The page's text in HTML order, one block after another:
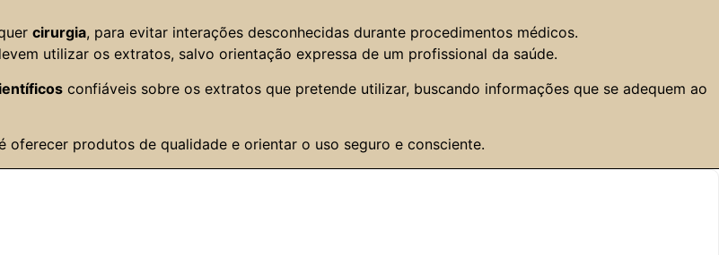
cirurgia, para evitar interações desconhecidas durante procedimentos médicos.
utilizar os extratos, salvo orientação expressa de um profissional da saúde.
confiáveis sobre os extratos que pretende utilizar, buscando informações que se adequem ao
oferecer produtos de qualidade e orientar o uso seguro e consciente.